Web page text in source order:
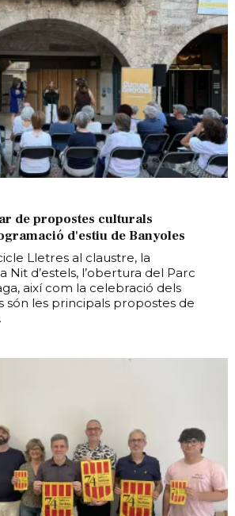
de propostes culturals
d'estiu de Banyoles
Lletres al claustre, la
Nit d’estels, l’obertura del Parc
així com la celebració dels
són les principals propostes de